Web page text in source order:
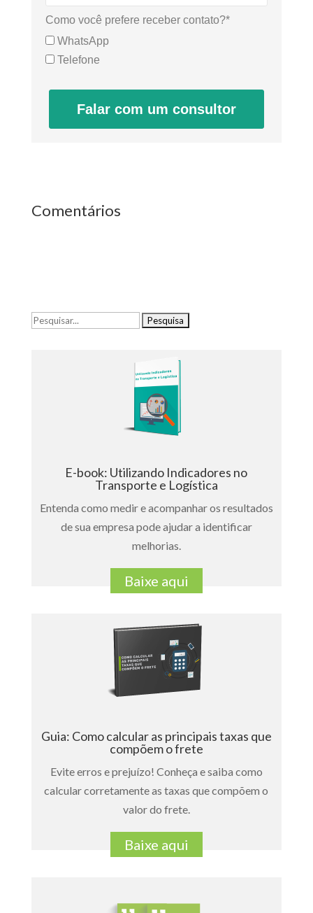
Como você prefere receber contato?*
WhatsApp
Telefone
Falar com um consultor
Comentários
Pesquisar
E-book: Utilizando Indicadores no
Transporte e Logística
Entenda como medir e acompanhar os resultados
de sua empresa pode ajudar a identificar
melhorias.
Baixe aqui
Guia: Como calcular as principais taxas que
compõem o frete
Evite erros e prejuízo! Conheça e saiba como
calcular corretamente as taxas que compõem o
valor do frete.
Baixe aqui